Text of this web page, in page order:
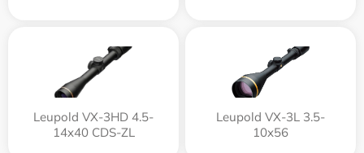
Leupold VX-3HD 4.5-
14x40 CDS-ZL
Leupold VX-3L 3.5-
10x56